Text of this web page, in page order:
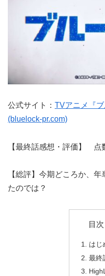
公式サイト： TVアニメ『
(bluelock-pr.com)
【最終話感想・評価】 点
【総評】今期どころか、
たのでは？
目次
はじ
最終